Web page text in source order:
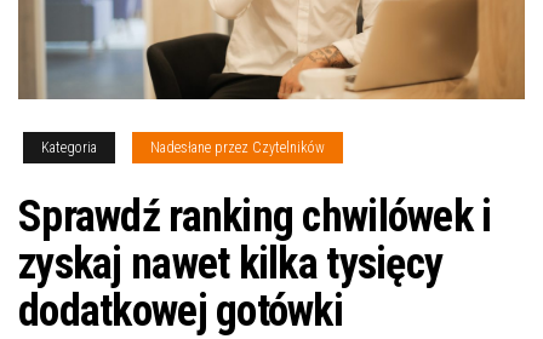
Kategoria Nadesłane przez Czytelników
Sprawdź ranking chwilówek i
zyskaj nawet kilka tysięcy
dodatkowej gotówki